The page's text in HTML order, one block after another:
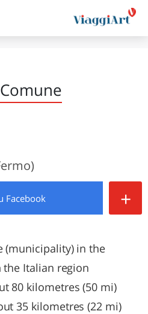
Facebook +
(municipality) in the
the Italian region
80 kilometres (50 mi)
35 kilometres (22 mi)